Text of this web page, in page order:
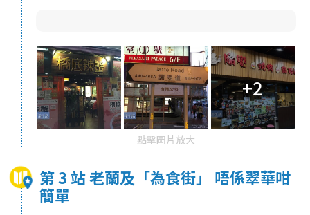
+2
點擊圖片放大
第 3 站 老蘭及「為食街」 唔係翠華咁
簡單